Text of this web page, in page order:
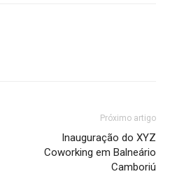
Próximo artigo
Inauguração do XYZ
Coworking em Balneário
Camboriú